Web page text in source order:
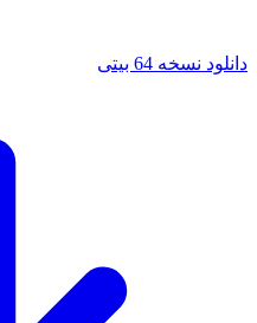
دانلود نسخه 64 بیتی